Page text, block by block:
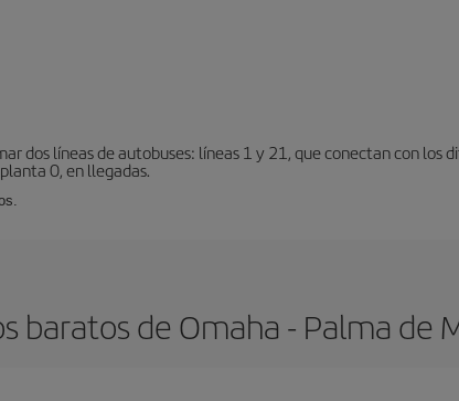
dos líneas de autobuses: líneas 1 y 21, que conectan con los
0, en llegadas.
de Omaha - Palma de